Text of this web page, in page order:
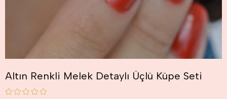
Altın Renkli Melek Detaylı Üçlü Küpe Seti